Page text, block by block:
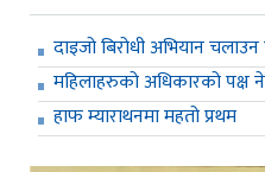
दाइजो बिरोधी अभियान
महिलाहरुको अधिकारको पक्ष
हाफ म्याराथनमा महतो प्रथम